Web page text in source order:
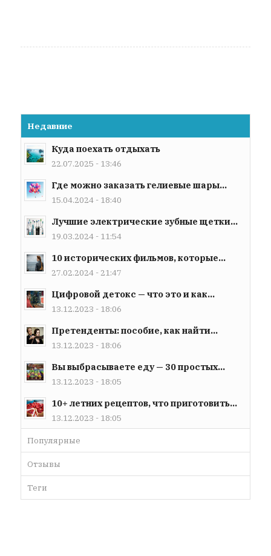
Недавние
Куда поехать отдыхать
22.07.2025 - 13:46
Где можно заказать гелиевые шары...
15.04.2024 - 18:40
Лучшие электрические зубные щетки...
19.03.2024 - 11:54
10 исторических фильмов, которые...
27.02.2024 - 21:47
Цифровой детокс — что это и как...
13.12.2023 - 18:06
Претенденты: пособие, как найти...
13.12.2023 - 18:06
Вы выбрасываете еду — 30 простых...
13.12.2023 - 18:05
10+ летних рецептов, что приготовить...
13.12.2023 - 18:05
Популярные
Отзывы
Теги